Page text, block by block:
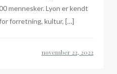
mennesker. Lyon er kendt
forretning, kultur, […]